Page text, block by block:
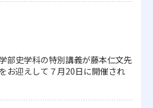
部史学科の特別講義が藤本仁文先
お迎えして７月20日に開催され